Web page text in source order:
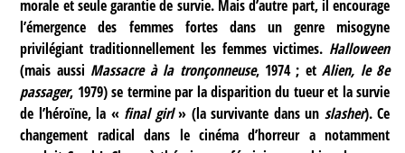
morale et seule garantie de survie. Mais d’autre part, il encourage
l’émergence des femmes fortes dans un genre misogyne
privilégiant traditionnellement les femmes victimes. Halloween
(mais aussi Massacre à la tronçonneuse, 1974 ; etAlien, le 8e
passager, 1979) se termine par la disparition du tueur et la survie
de l’héroïne, la « final girl» (la survivante dans un slasher). Ce
changement radical dans le cinéma d’horreur a notamment